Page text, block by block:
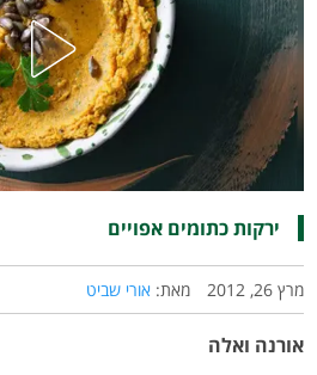
ירקות כתומים אפויים
מרץ 26, 2012 מאת: אורי שביט
אורנה ואלה